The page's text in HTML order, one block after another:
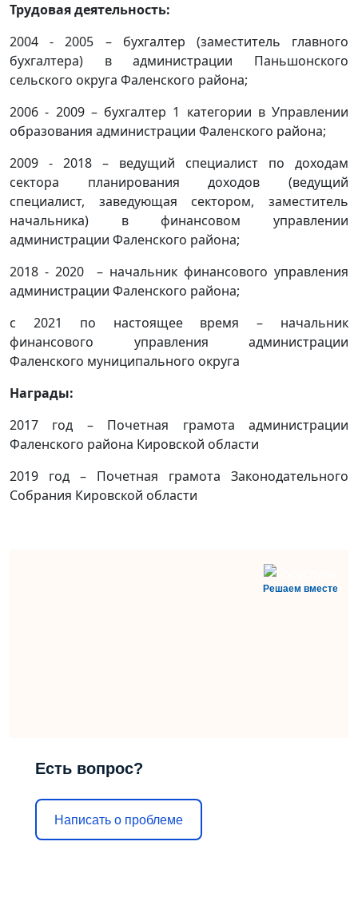
Трудовая деятельность:
2004 - 2005 – бухгалтер (заместитель главного
бухгалтера) в администрации Паньшонского
сельского округа Фаленского района;
2006 - 2009 – бухгалтер 1 категории в Управлении
образования администрации Фаленского района;
2009 - 2018 – ведущий специалист по доходам
сектора планирования доходов (ведущий
специалист, заведующая сектором, заместитель
начальника) в финансовом управлении
администрации Фаленского района;
2018 - 2020 – начальник финансового управления
администрации Фаленского района;
с 2021 по настоящее время – начальник
финансового управления администрации
Фаленского муниципального округа
Награды:
2017 год – Почетная грамота администрации
Фаленского района Кировской области
2019 год – Почетная грамота Законодательного
Собрания Кировской области
Решаем вместе
Есть вопрос?
Написать о проблеме